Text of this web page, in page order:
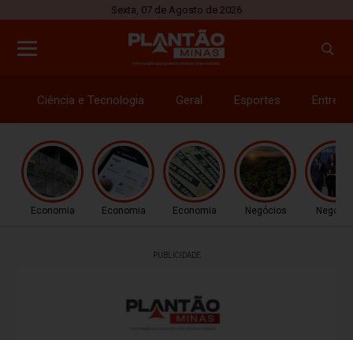
Sexta, 07 de Agosto de 2026
Ciência e Tecnologia Geral Esportes
Economia Economia Economia Negócios
PUBLICIDADE